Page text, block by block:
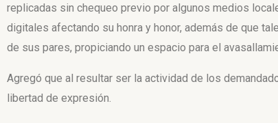
replicadas sin chequeo previo por algunos medios
digitales afectando su honra y honor, además de que
de sus pares, propiciando un espacio para el
Agregó que al resultar ser la actividad de los
libertad de expresión.